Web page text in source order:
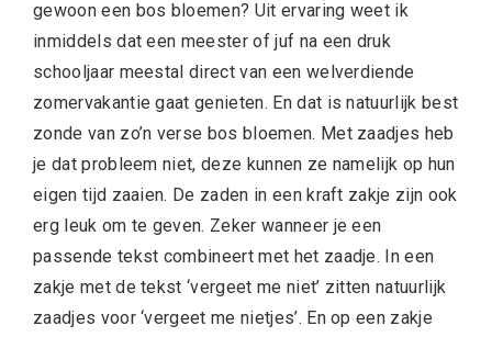
gewoon een bos bloemen? Uit ervaring weet ik
inmiddels dat een meester of juf na een druk
schooljaar meestal direct van een welverdiende
zomervakantie gaat genieten. En dat is natuurlijk best
zonde van zo’n verse bos bloemen. Met zaadjes heb
je dat probleem niet, deze kunnen ze namelijk op hun
eigen tijd zaaien. De zaden in een kraft zakje zijn ook
erg leuk om te geven. Zeker wanneer je een
passende tekst combineert met het zaadje. In een
zakje met de tekst ‘vergeet me niet’ zitten natuurlijk
zaadjes voor ‘vergeet me nietjes’. En op een zakje